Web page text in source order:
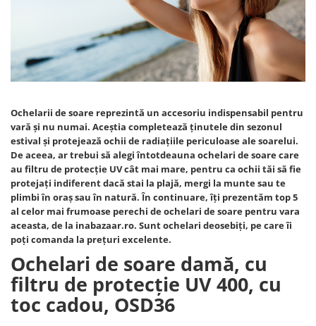
Ochelarii de soare reprezintă un accesoriu indispensabil pentru
vară și nu numai. Aceștia completează ținutele din sezonul
estival și protejează ochii de radiațiile periculoase ale soarelui.
De aceea, ar trebui să alegi întotdeauna ochelari de soare care
au filtru de protecție UV cât mai mare, pentru ca ochii tăi să fie
protejați indiferent dacă stai la plajă, mergi la munte sau te
plimbi în oraș sau în natură. În continuare, îți prezentăm top 5
al celor mai frumoase perechi de ochelari de soare pentru vara
aceasta, de la inabazaar.ro. Sunt ochelari deosebiți, pe care îi
poți comanda la prețuri excelente.
Ochelari de soare damă, cu
filtru de protecție UV 400, cu
toc cadou, OSD36